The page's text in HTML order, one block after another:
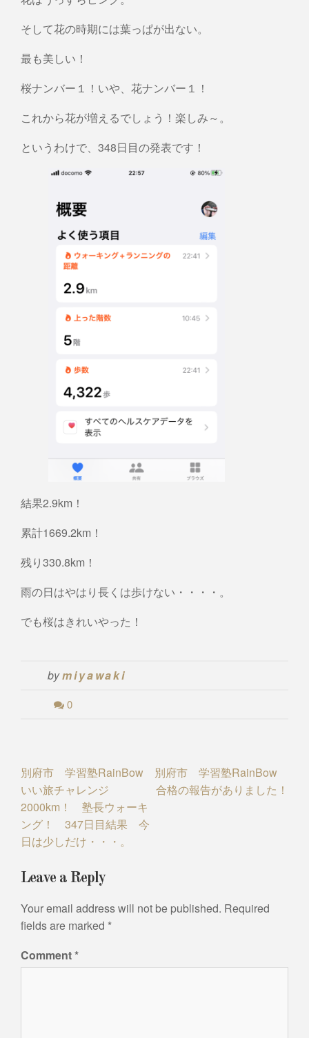
そして花の時期には葉っぱが出ない。
最も美しい！
桜ナンバー１！いや、花ナンバー１！
これから花が増えるでしょう！楽しみ～。
というわけで、348日目の発表です！
結果2.9km！
累計1669.2km！
残り330.8km！
雨の日はやはり長くは歩けない・・・・。
でも桜はきれいやった！
bymiyawaki
0
Post
navigation
別府市 学習塾RainBow
いい旅チャレンジ
2000km！ 塾長ウォーキ
ング！ 347日目結果 今
日は少しだけ・・・。
別府市 学習塾RainBow
合格の報告がありました！
Leave a Reply
Your email address will not be published. Required
fields are marked *
Comment*